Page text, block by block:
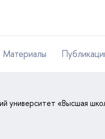
Материалы
университет «Высшая